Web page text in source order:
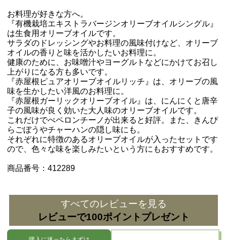
お料理が好きな方へ。
『有機栽培エキストラバージンオリーブオイルシングル』
は生食用オリーブオイルです。
サラダのドレッシングやお料理の風味付けなど、オリーブ
オイルの香りと味を活かしたいお料理に。
健康のために、お味噌汁やヨーグルトなどにかけてお召し
上がりになる方も多いです。
『赤屋根ピュアオリーブオイルリッチ』は、オリーブの風
味を生かしたい洋風のお料理に。
『赤屋根ガーリックオリーブオイル』は、にんにくと唐辛
子の風味が良く効いた大人味のオリーブオイルです。
これだけでぺペロンチーノが出来ると好評。また、きんぴ
らごぼうやチャーハンの隠し味にも。
それぞれに特徴のあるオリーブオイルが入ったセットです
ので、色々な味を楽しみたいという方にもおすすめです。
商品番号：412289
すべてのレビューを見る
レビューで100ポイントプレゼント